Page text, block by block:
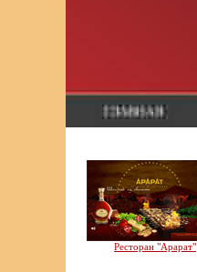
Ресторан "Арарат"